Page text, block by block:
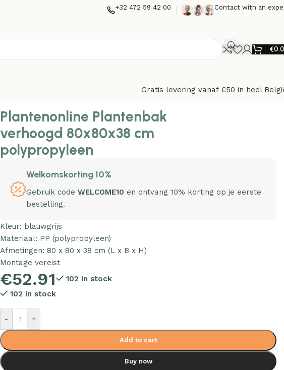
+32 472 59 42 00 Contact with an
€
Gratis levering vanaf €50 in heel
Plantenonline Plantenbak
verhoogd 80x80x38 cm
polypropyleen
Welkomskorting 10%
Gebruik codeWELCOME10 en ontvang 10% korting op je eerste
bestelling.
Kleur: blauwgrijs
Materiaal: PP (polypropyleen)
Afmetingen: 80 x 80 x 38 cm (L x B x H)
Montage vereist
€52.91
102 in stock
102 in stock
- +
Add to cart
Buy now